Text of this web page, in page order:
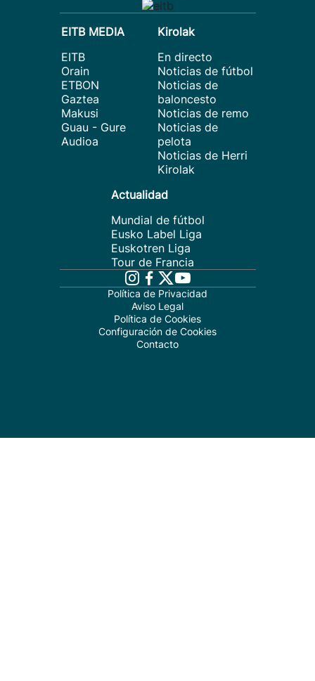
EITB MEDIA
EITB
Orain
ETBON
Gaztea
Makusi
Guau - Gure
Audioa
Kirolak
En directo
Noticias de fútbol
Noticias de
baloncesto
Noticias de remo
Noticias de
pelota
Noticias de Herri
Kirolak
Actualidad
Mundial de fútbol
Eusko Label Liga
Euskotren Liga
Tour de Francia
Política de Privacidad
Aviso Legal
Política de Cookies
Configuración de Cookies
Contacto